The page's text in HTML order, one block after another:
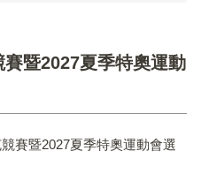
暨2027夏季特奧運動
賽暨2027夏季特奧運動會選